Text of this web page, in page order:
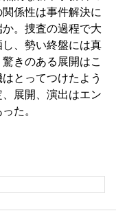
係性は事件解決に
。捜査の過程で大
、勢い終盤には真
きのある展開はこ
とってつけたよう
展開、演出はエン
た。